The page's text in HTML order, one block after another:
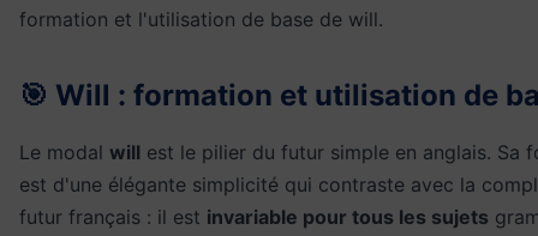
formation et l'utilisation de base de will.
🎯 Will : formation et utilisation de
Le modal will est le pilier du futur simple en anglais. Sa
est d'une élégante simplicité qui contraste avec la
futur français : il est invariable pour tous les sujets